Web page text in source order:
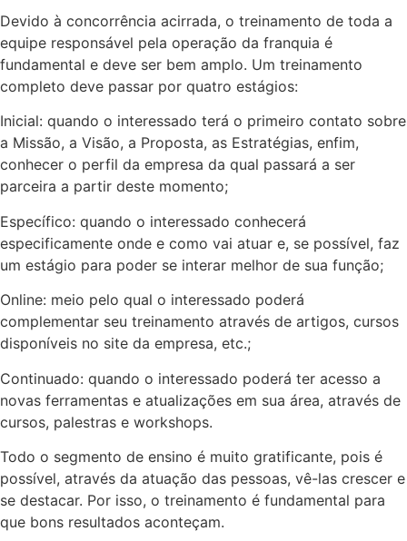
Devido à concorrência acirrada, o treinamento de toda a
equipe responsável pela operação da franquia é
fundamental e deve ser bem amplo. Um treinamento
completo deve passar por quatro estágios:
Inicial: quando o interessado terá o primeiro contato sobre
a Missão, a Visão, a Proposta, as Estratégias, enfim,
conhecer o perfil da empresa da qual passará a ser
parceira a partir deste momento;
Específico: quando o interessado conhecerá
especificamente onde e como vai atuar e, se possível, faz
um estágio para poder se interar melhor de sua função;
Online: meio pelo qual o interessado poderá
complementar seu treinamento através de artigos, cursos
disponíveis no site da empresa, etc.;
Continuado: quando o interessado poderá ter acesso a
novas ferramentas e atualizações em sua área, através de
cursos, palestras e workshops.
Todo o segmento de ensino é muito gratificante, pois é
possível, através da atuação das pessoas, vê-las crescer e
se destacar. Por isso, o treinamento é fundamental para
que bons resultados aconteçam.